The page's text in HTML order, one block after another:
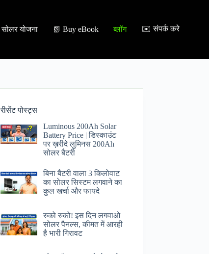
सोलर योजना 📗 Buy eBook ब्लॉग ✉️ संपर्क करे
रीसेंट पोस्ट्स
Luminous 200Ah Solar
Battery Price​ | डिस्काउंट
पर ख़रीदे लुमिनस 200Ah
सोलर बैटरी
बिना बैटरी वाला 3 किलोवाट
का सोलर सिस्टम लगवाने का
कुल खर्चा और फायदे
रुको रुको! इस दिन लगवाओ
सोलर पैनल्स, कीमत में आरही
है भारी गिरावट